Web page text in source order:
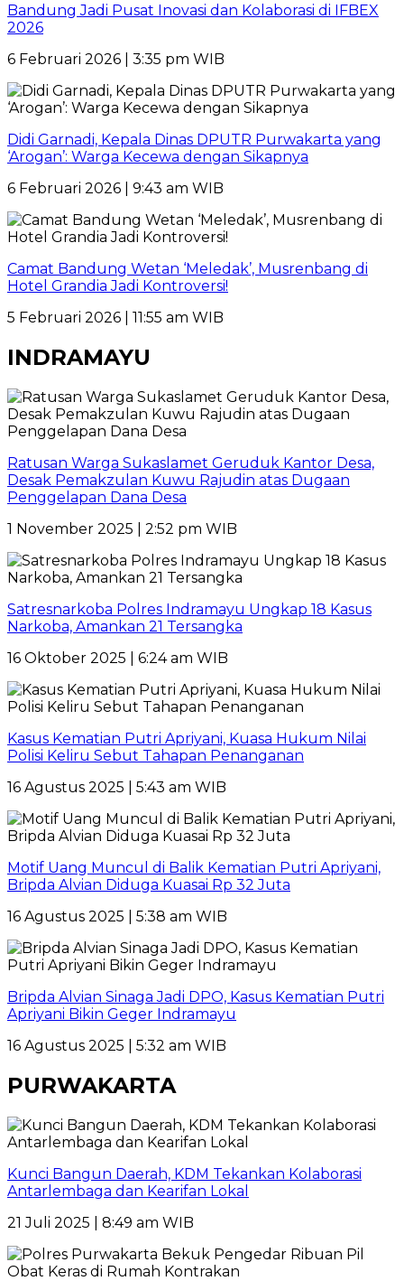
Bandung Jadi Pusat Inovasi dan Kolaborasi di IFBEX
2026
6 Februari 2026 | 3:35 pm WIB
Didi Garnadi, Kepala Dinas DPUTR Purwakarta yang
‘Arogan’: Warga Kecewa dengan Sikapnya
6 Februari 2026 | 9:43 am WIB
Camat Bandung Wetan ‘Meledak’, Musrenbang di
Hotel Grandia Jadi Kontroversi!
5 Februari 2026 | 11:55 am WIB
INDRAMAYU
Ratusan Warga Sukaslamet Geruduk Kantor Desa,
Desak Pemakzulan Kuwu Rajudin atas Dugaan
Penggelapan Dana Desa
1 November 2025 | 2:52 pm WIB
Satresnarkoba Polres Indramayu Ungkap 18 Kasus
Narkoba, Amankan 21 Tersangka
16 Oktober 2025 | 6:24 am WIB
Kasus Kematian Putri Apriyani, Kuasa Hukum Nilai
Polisi Keliru Sebut Tahapan Penanganan
16 Agustus 2025 | 5:43 am WIB
Motif Uang Muncul di Balik Kematian Putri Apriyani,
Bripda Alvian Diduga Kuasai Rp 32 Juta
16 Agustus 2025 | 5:38 am WIB
Bripda Alvian Sinaga Jadi DPO, Kasus Kematian Putri
Apriyani Bikin Geger Indramayu
16 Agustus 2025 | 5:32 am WIB
PURWAKARTA
Kunci Bangun Daerah, KDM Tekankan Kolaborasi
Antarlembaga dan Kearifan Lokal
21 Juli 2025 | 8:49 am WIB